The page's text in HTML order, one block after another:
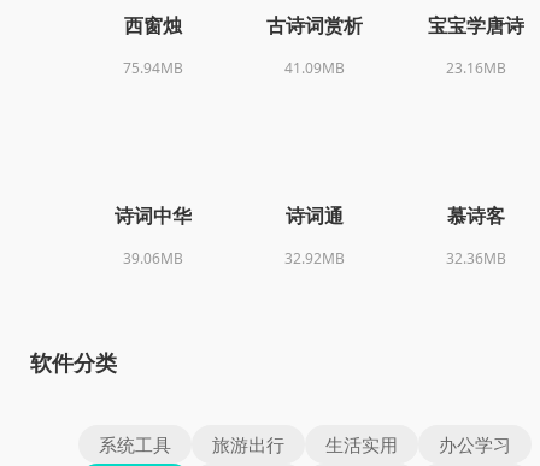
西窗烛
75.94MB
古诗词赏析
41.09MB
宝宝学唐诗
23.16MB
诗词中华
39.06MB
诗词通
32.92MB
慕诗客
32.36MB
软件分类
系统工具 旅游出行 生活实用
办公学习